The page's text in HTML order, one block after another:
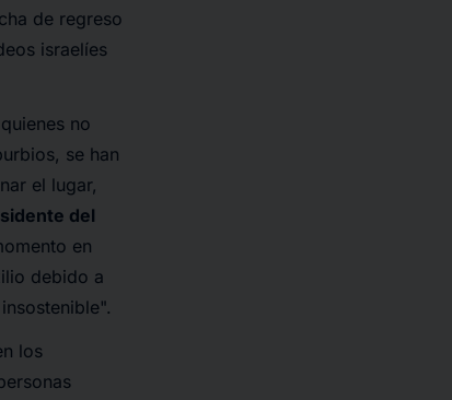
de regreso
israelíes
no
se han
el lugar,
del
en
debido a
".
los